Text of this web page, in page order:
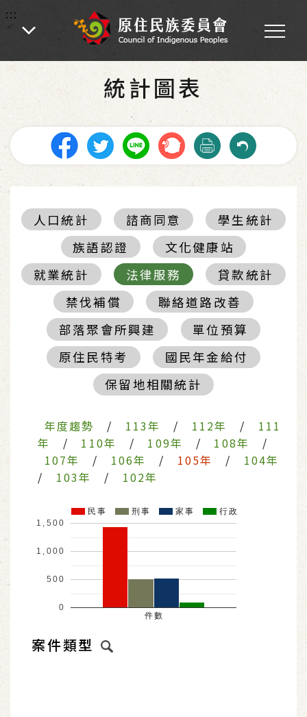
:::
:::
首頁 統計圖表
統計圖表
人口統計 諮商同意
學生統計
族語認證
文化健康站
就業統計
法律服務
貸款統計
禁伐補償
聯絡道路改善
部落聚會所興建
單位預算
原住民特考
國民年金給付
保留地相關統計
年度趨勢 / 113年 / 112年 /
111
年
/ 110年 / 109年 / 108年
/
107年
/ 106年 / 105年 /
104年
/
103年 / 102年
民事 刑事 家事 行政
件數
0
500
1,000
1,500
案件類型